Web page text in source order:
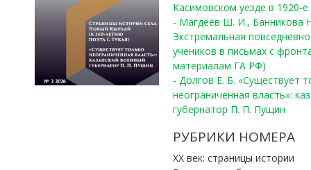
Касимовском уезде в 1920-е
- Магдеев Ш. И., Банникова
Экстремальная
учеников в письмах с
материалам ГА РФ)
- Долгов Е. Б. «Существует
неограниченная власть»:
губернатор П. П. Пущин
РУБРИКИ НОМЕРА
ХХ век: страницы истории